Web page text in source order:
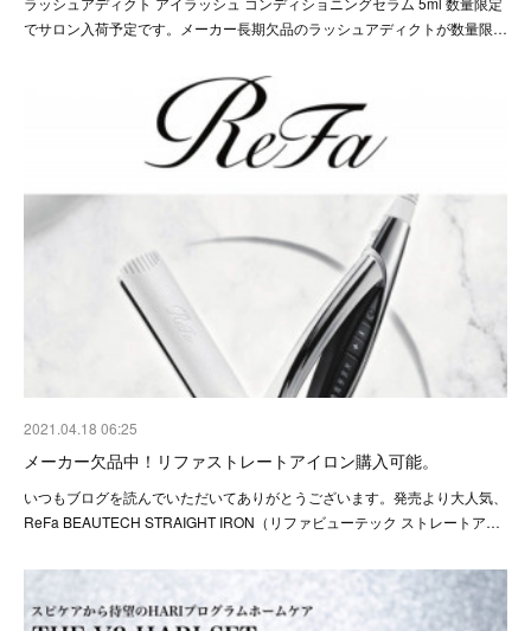
でサロン入荷予定です。メーカー長期欠品のラッシュアディクトが数量限…
2021.04.18 06:25
メーカー欠品中！リファストレートアイロン購入可能。
いつもブログを読んでいただいてありがとうございます。発売より大人気、
ReFa BEAUTECH STRAIGHT IRON（リファビューテック ストレートア…